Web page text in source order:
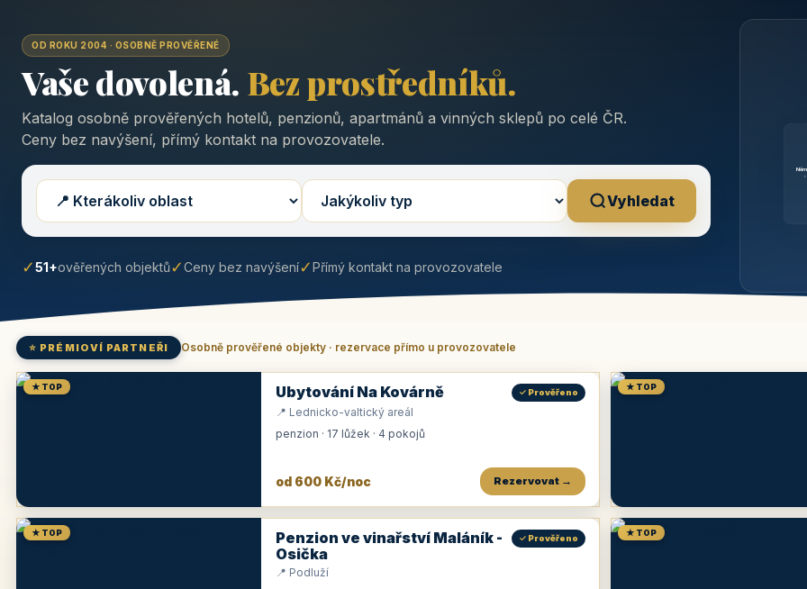
OD ROKU 2004 · OSOBNĚ PROVĚŘENÉ
Vaše dovolená. Bez prostředníků.
Katalog osobně prověřených hotelů, penzionů, apartmánů a vinných sklepů po celé ČR.
Ceny bez navýšení, přímý kontakt na provozovatele.
Vyhledat
✓51+ověřených objektů✓Ceny bez navýšení✓Přímý kontakt na provozovatele
⭐ PRÉMIOVÍ PARTNEŘI Osobně prověřené objekty · rezervace přímo u provozovatele
★ TOP Ubytování Na Kovárně ✓ Prověřeno
📍 Lednicko-valtický areál
penzion · 17 lůžek · 4 pokojů
od 600 Kč/noc Rezervovat →
★ TOP
★ TOP
Penzion ve vinařství Maláník -
Osička
✓ Prověřeno
📍 Podluží
★ TOP